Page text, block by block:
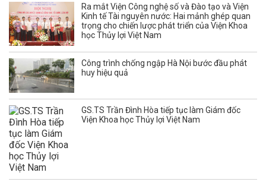
Ra mắt Viện Công nghệ số và Đào tạo và Viện
Kinh tế Tài nguyên nước: Hai mảnh ghép quan
trọng cho chiến lược phát triển của Viện Khoa
học Thủy lợi Việt Nam
Công trình chống ngập Hà Nội bước đầu phát
huy hiệu quả
GS.TS Trần Đình Hòa tiếp tục làm Giám đốc
Viện Khoa học Thủy lợi Việt Nam